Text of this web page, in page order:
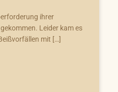
ihrer
Leider kam es
mit […]